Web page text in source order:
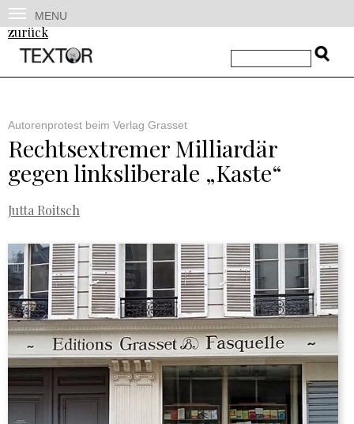
MENU
zurück
Autorenprotest beim Verlag Grasset
Rechtsextremer Milliardär
gegen linksliberale „Kaste“
Jutta Roitsch